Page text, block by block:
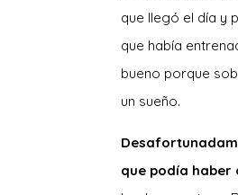
que llegó el día y
que había
bueno porque
un sueño.
que podía haber